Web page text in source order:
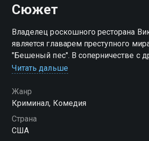
Сюжет
Владелец роскошного ресторана
является главарем преступного
"Бешеный пес". В соперничестве с
мафиози Мики Холлидеем он
Читать дальше
Жанр
Криминал, Комедия
Страна
США